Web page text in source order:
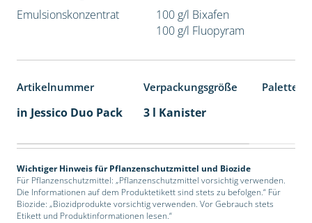
Emulsionskonzentrat
100 g/l Bixafen
100 g/l Fluopyram
Artikelnummer Verpackungsgröße
in Jessico Duo Pack 3 l Kanister
Wichtiger Hinweis für Pflanzenschutzmittel und Biozide
Für Pflanzenschutzmittel: „Pflanzenschutzmittel vorsichtig verwenden.
Die Informationen auf dem Produktetikett sind stets zu befolgen.“ Für
Biozide: „Biozidprodukte vorsichtig verwenden. Vor Gebrauch stets
Etikett und Produktinformationen lesen.“